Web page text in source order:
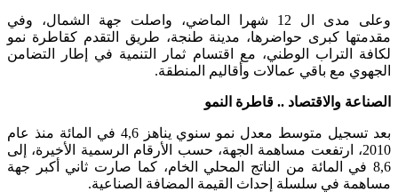
وعلى مدى ال 12 شهرا الماضي، واصلت جهة الشمال، وفي
مقدمتها كبرى حواضرها، مدينة طنجة، طريق التقدم كقاطرة نمو
لكافة التراب الوطني، مع اقتسام ثمار التنمية في إطار التضامن
الجهوي مع باقي عمالات وأقاليم المنطقة.
الصناعة والاقتصاد .. قاطرة النمو
بعد تسجيل متوسط معدل نمو سنوي يناهز 4,6 في المائة منذ عام
2010، ارتفعت مساهمة الجهة، حسب الأرقام الرسمية الأخيرة، إلى
8,6 في المائة من الناتج المحلي الخام، كما صارت ثاني أكبر جهة
مساهمة في سلسلة إحداث القيمة المضافة الصناعية.